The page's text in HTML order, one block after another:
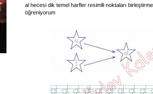
al hecesi dik temel harfler resimlli noktaları
öğreniyorum